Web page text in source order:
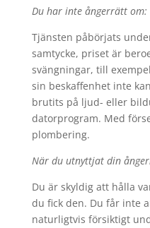
Du har inte ångerrätt om:
Tjänsten påbörjats
samtycke, priset är
svängningar, till
sin beskaffenhet inte
brutits på ljud- eller
datorprogram. Med
plombering.
När du utnyttjat din
Du är skyldig att hålla
du fick den. Du får inte
naturligtvis försiktigt